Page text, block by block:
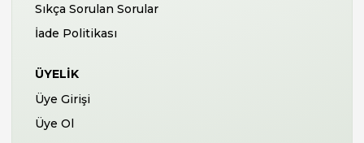
Sıkça Sorulan Sorular
İade Politikası
ÜYELIK
Üye Girişi
Üye Ol